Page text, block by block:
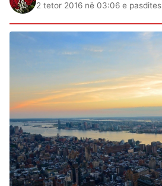
2 tetor 2016 në 03:06 e pasdites